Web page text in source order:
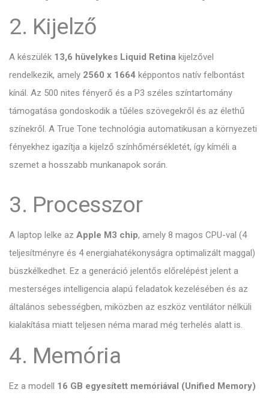
2. Kijelző
A készülék 13,6 hüvelykes Liquid Retina kijelzővel
rendelkezik, amely 2560 x 1664 képpontos natív felbontást
kínál. Az 500 nites fényerő és a P3 széles színtartomány
támogatása gondoskodik a tűéles szövegekről és az élethű
színekről. A True Tone technológia automatikusan a környezeti
fényekhez igazítja a kijelző színhőmérsékletét, így kíméli a
szemet a hosszabb munkanapok során.
3. Processzor
A laptop lelke az Apple M3 chip, amely 8 magos CPU-val (4
teljesítményre és 4 energiahatékonyságra optimalizált maggal)
büszkélkedhet. Ez a generáció jelentős előrelépést jelent a
mesterséges intelligencia alapú feladatok kezelésében és az
általános sebességben, miközben az eszköz ventilátor nélküli
kialakítása miatt teljesen néma marad még terhelés alatt is.
4. Memória
Ez a modell 16 GB egyesített memóriával (Unified Memory)